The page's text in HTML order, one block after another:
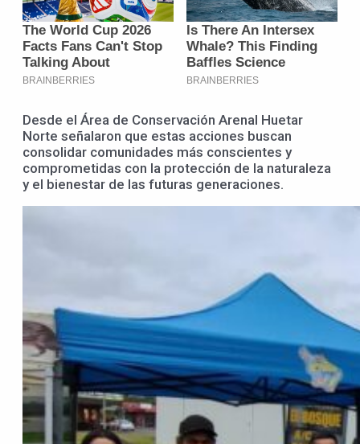
Desde el Área de Conservación Arenal Huetar
Norte señalaron que estas acciones buscan
consolidar comunidades más conscientes y
comprometidas con la protección de la naturaleza
y el bienestar de las futuras generaciones.